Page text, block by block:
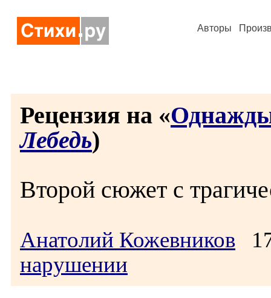
Авторы
Рецензия на «
Лебедь)
Второй сюжет с
Анатолий Кожевников
нарушении